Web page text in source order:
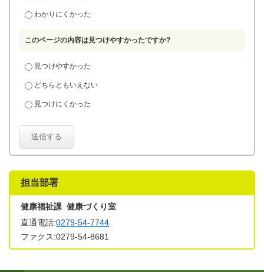
わかりにくかった
このページの内容は見つけやすかったですか?
見つけやすかった
どちらともいえない
見つけにくかった
送信する
担当部署
健康福祉課 健康づくり室
直通電話:0279-54-7744
ファクス:0279-54-8681